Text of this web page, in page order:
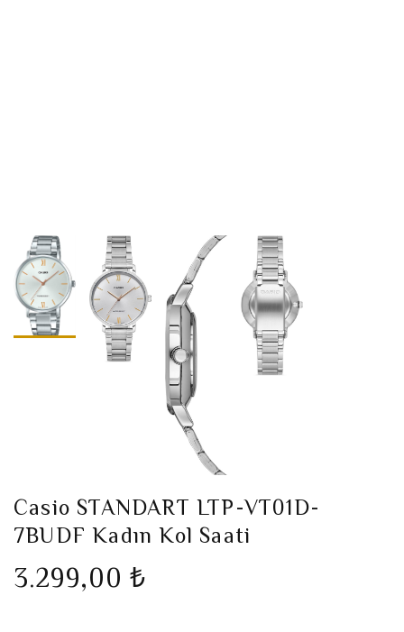
Casio STANDART LTP-VT01D-
7BUDF Kadın Kol Saati
3.299,00 ₺